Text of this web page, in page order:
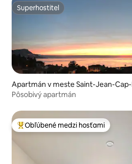
Superhostiteľ
Superhostiteľ
Apartmán v meste Saint-Jean-
Pôsobivý apartmán
Najobľúbenejšie medzi hosťami
Obľúbené medzi hosťami